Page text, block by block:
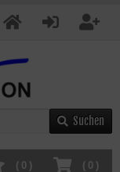
Suchen
( 0 )
( 0 )